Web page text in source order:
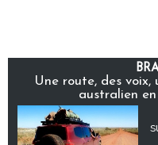
Une route, des voix,
australien